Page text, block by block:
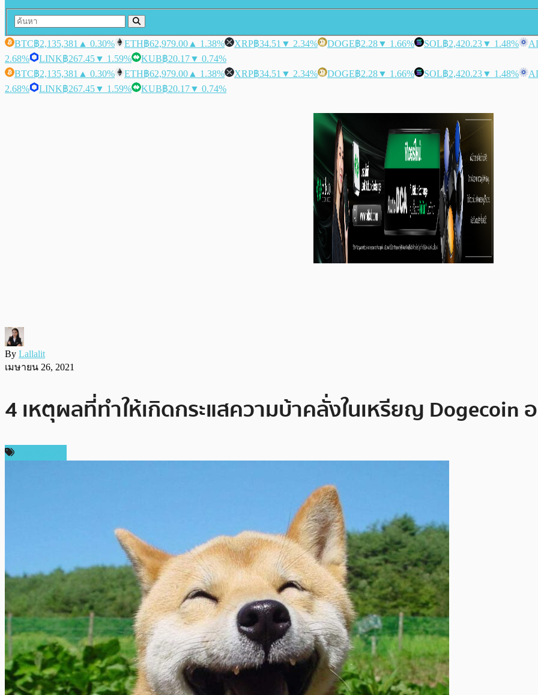
BTC฿2,135,381 ▲ 0.30% ETH฿62,979.00 ▲ 1.38% XRP฿34.51 ▼ 2.34% DOGE฿2.28▼ 1.66% SOL฿2,420.23▼ 1.48%
2.68%
LINK฿267.45▼ 1.59% KUB฿20.17▼ 0.74%
BTC฿2,135,381 ▲ 0.30% ETH฿62,979.00 ▲ 1.38% XRP฿34.51 ▼ 2.34% DOGE฿2.28▼ 1.66% SOL฿2,420.23▼ 1.48%
2.68%
LINK฿267.45▼ 1.59% KUB฿20.17▼ 0.74%
By Lallalit
เมษายน 26, 2021
4 เหตุผลที่ทำให้เกิดกระแสความบ้าคลั่งในเหรียญ Dogecoin